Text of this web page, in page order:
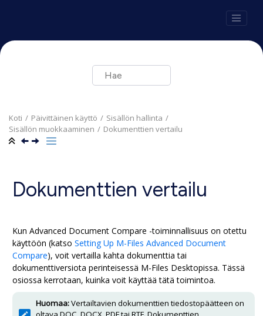
Koti Päivittäinen käyttö
Sisällön hallinta
Sisällön muokkaaminen
Dokumenttien vertailu
Dokumenttien vertailu
Kun Advanced Document Compare -toiminnallisuus on otettu
käyttöön (katso Setting Up M-Files Advanced Document
Compare), voit vertailla kahta dokumenttia tai
dokumenttiversiota perinteisessä M-Files Desktopissa. Tässä
osiossa kerrotaan, kuinka voit käyttää tätä toimintoa.
Huomaa:Vertailtavien dokumenttien tiedostopäätteen on